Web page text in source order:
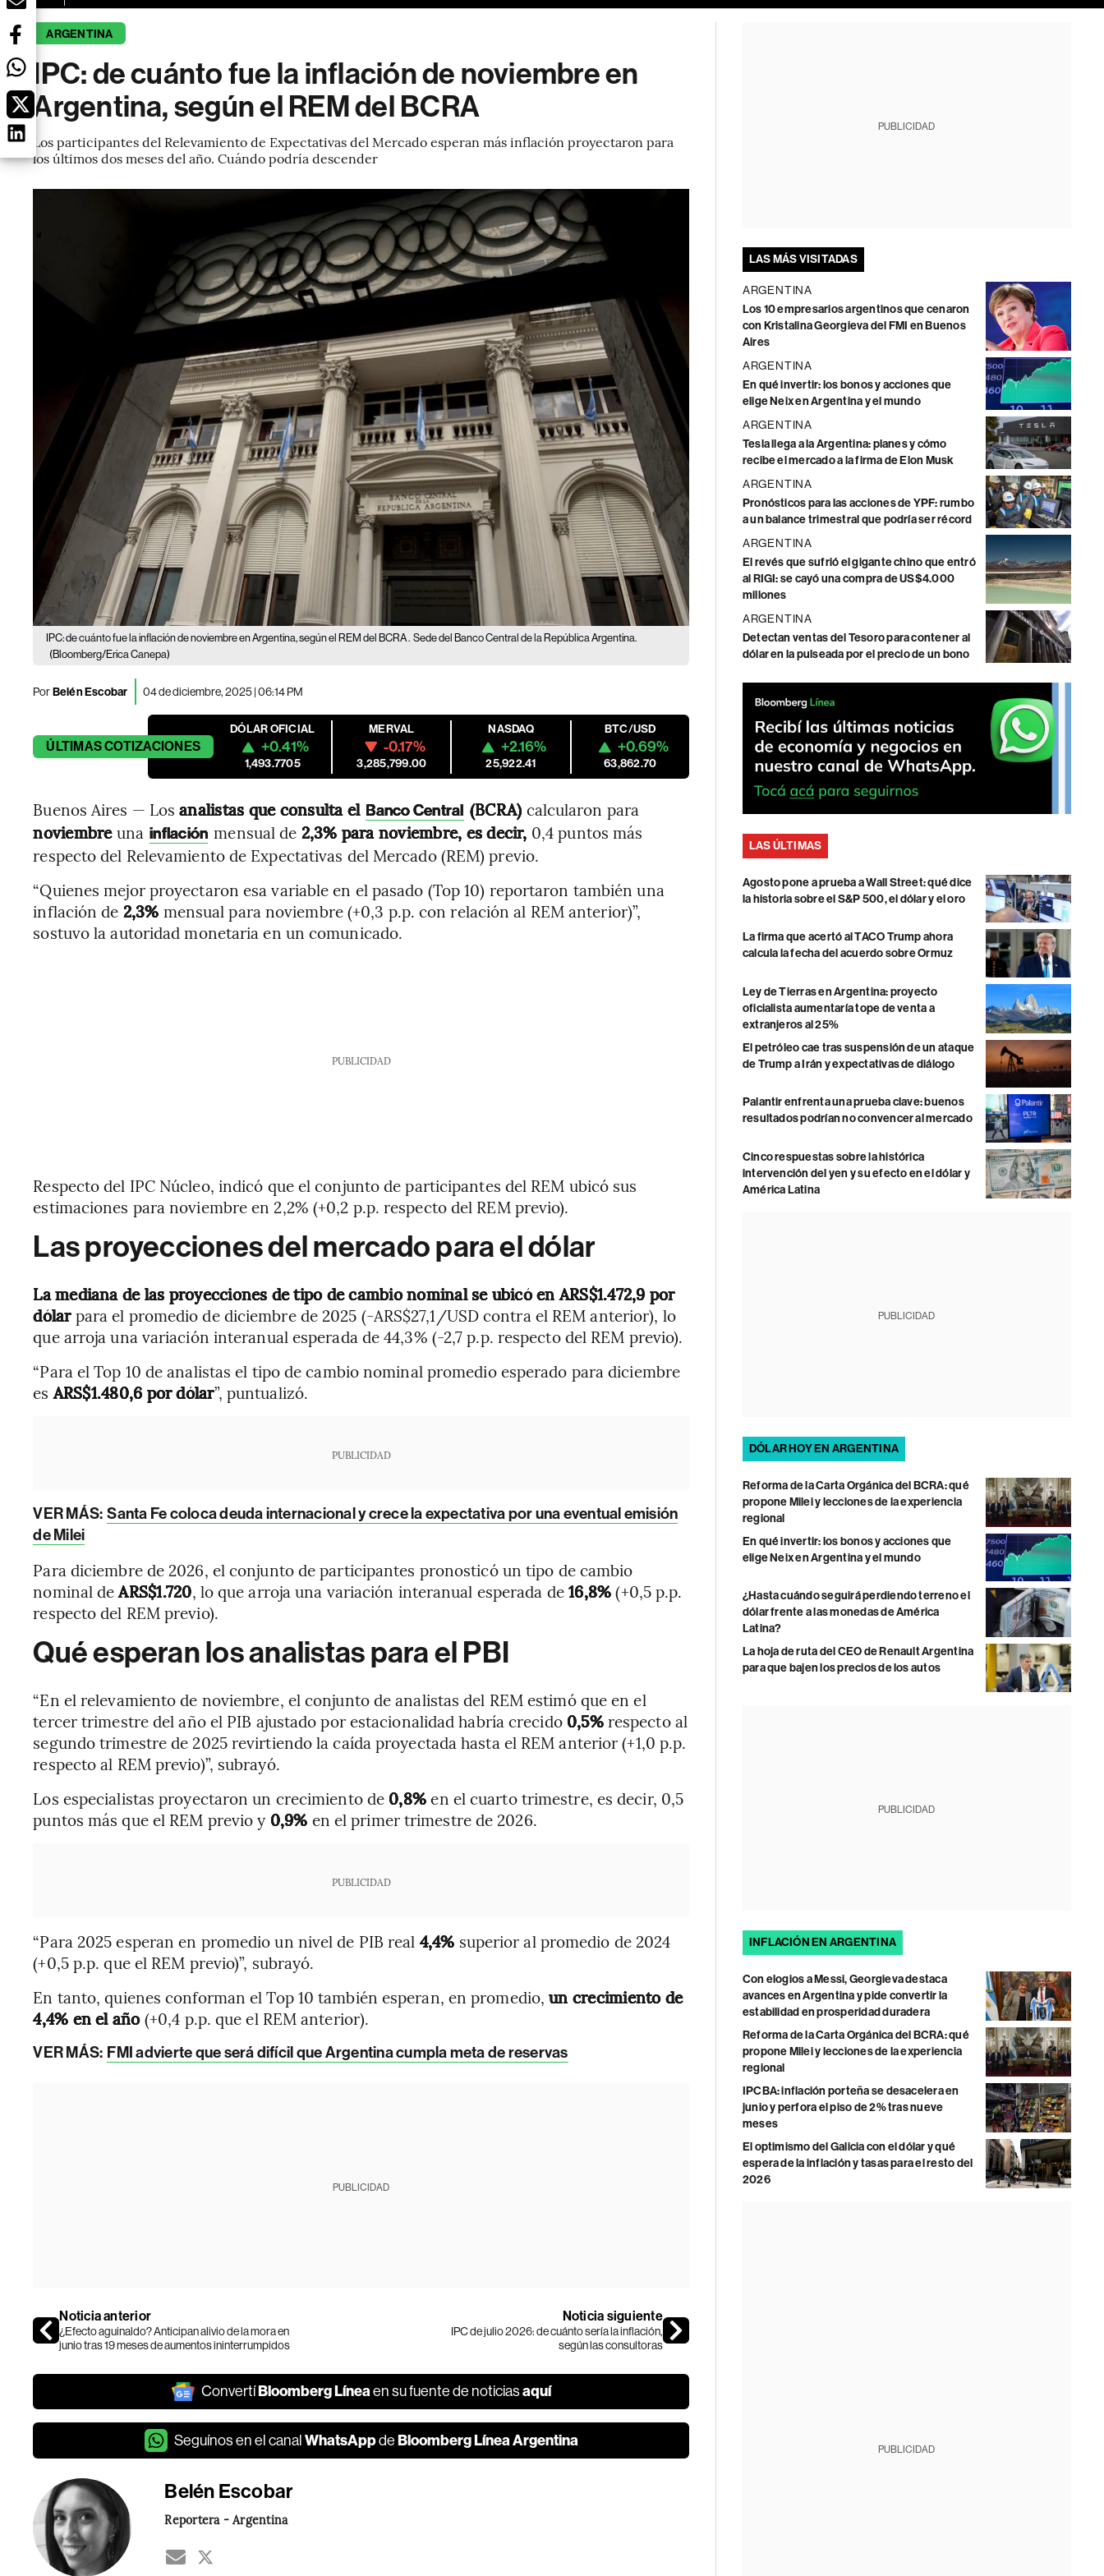
ARGENTINA
IPC: de cuánto fue la inflación de noviembre en
Argentina, según el REM del BCRA
Los participantes del Relevamiento de Expectativas del Mercado esperan más inflación proyectaron para
los últimos dos meses del año. Cuándo podría descender
IPC: de cuánto fue la inflación de noviembre en Argentina, según el REM del BCRA . Sede del Banco Central de la República Argentina.
(Bloomberg/Erica Canepa)
PorBelén Escobar 04 de diciembre, 2025 | 06:14 PM
ÚLTIMASCOTIZACIONES
DÓLAR OFICIAL
+0.41%
1,493.7705
MERVAL
-0.17%
3,285,799.00
NASDAQ
+2.16%
25,922.41
BTC/USD
+0.69%
63,862.70
Buenos Aires — Losanalistas que consulta el Banco Central (BCRA) calcularon para
noviembreuna inflación mensual de 2,3% para noviembre, es decir, 0,4 puntos más
respecto del Relevamiento de Expectativas del Mercado (REM) previo.
“Quienes mejor proyectaron esa variable en el pasado (Top 10) reportaron también una
inflación de 2,3% mensual para noviembre (+0,3 p.p. con relación al REM anterior)”,
sostuvo la autoridad monetaria en un comunicado.
PUBLICIDAD
Respecto del IPC Núcleo, indicó que el conjunto de participantes del REM ubicó sus
estimaciones para noviembre en 2,2% (+0,2 p.p. respecto del REM previo).
Las proyecciones del mercado para el dólar
La mediana de las proyecciones de tipo de cambio nominal se ubicó en ARS$1.472,9 por
dólarpara el promedio de diciembre de 2025 (-ARS$27,1/USD contra el REM anterior), lo
que arroja una variación interanual esperada de 44,3% (-2,7 p.p. respecto del REM previo).
“Para el Top 10 de analistas el tipo de cambio nominal promedio esperado para diciembre
esARS$1.480,6 por dólar”, puntualizó.
PUBLICIDAD
VER MÁS: Santa Fe coloca deuda internacional y crece la expectativa por una eventual emisión
de Milei
Para diciembre de 2026, el conjunto de participantes pronosticó un tipo de cambio
nominal deARS$1.720, lo que arroja una variación interanual esperada de16,8%(+0,5 p.p.
respecto del REM previo).
Qué esperan los analistas para el PBI
“En el relevamiento de noviembre, el conjunto de analistas del REM estimó que en el
tercer trimestre del año el PIB ajustado por estacionalidad habría crecido 0,5%respecto al
segundo trimestre de 2025 revirtiendo la caída proyectada hasta el REM anterior (+1,0 p.p.
respecto al REM previo)”, subrayó.
Los especialistas proyectaron un crecimiento de 0,8%en el cuarto trimestre, es decir, 0,5
puntos más que el REM previo y 0,9% en el primer trimestre de 2026.
PUBLICIDAD
“Para 2025 esperan en promedio un nivel de PIB real 4,4% superior al promedio de 2024
(+0,5 p.p. que el REM previo)”, subrayó.
En tanto, quienes conforman el Top 10 también esperan, en promedio,un crecimiento de
4,4% en el año(+0,4 p.p. que el REM anterior).
VER MÁS: FMI advierte que será difícil que Argentina cumpla meta de reservas
PUBLICIDAD
Noticia anterior
¿Efecto aguinaldo? Anticipan alivio de la mora en
junio tras 19 meses de aumentos ininterrumpidos
Noticia siguiente
IPC de julio 2026: de cuánto sería la inflación,
según las consultoras
ConvertíBloomberg Líneaen su fuente de noticiasaquí
Seguínos en el canal WhatsAppde Bloomberg Línea Argentina
Belén Escobar
Reportera - Argentina
PUBLICIDAD
LAS MÁS VISITADAS
ARGENTINA
Los 10 empresarios argentinos que cenaron
con Kristalina Georgieva del FMI en Buenos
Aires
ARGENTINA
En qué invertir: los bonos y acciones que
elige Neix en Argentina y el mundo
ARGENTINA
Tesla llega a la Argentina: planes y cómo
recibe el mercado a la firma de Elon Musk
ARGENTINA
Pronósticos para las acciones de YPF: rumbo
a un balance trimestral que podría ser récord
ARGENTINA
El revés que sufrió el gigante chino que entró
al RIGI: se cayó una compra de US$4.000
millones
ARGENTINA
Detectan ventas del Tesoro para contener al
dólar en la pulseada por el precio de un bono
LAS ÚLTIMAS
Agosto pone a prueba a Wall Street: qué dice
la historia sobre el S&P 500, el dólar y el oro
La firma que acertó al TACO Trump ahora
calcula la fecha del acuerdo sobre Ormuz
Ley de Tierras en Argentina: proyecto
oficialista aumentaría tope de venta a
extranjeros al 25%
El petróleo cae tras suspensión de un ataque
de Trump a Irán y expectativas de diálogo
Palantir enfrenta una prueba clave: buenos
resultados podrían no convencer al mercado
Cinco respuestas sobre la histórica
intervención del yen y su efecto en el dólar y
América Latina
PUBLICIDAD
DÓLAR HOY EN ARGENTINA
Reforma de la Carta Orgánica del BCRA: qué
propone Milei y lecciones de la experiencia
regional
En qué invertir: los bonos y acciones que
elige Neix en Argentina y el mundo
¿Hasta cuándo seguirá perdiendo terreno el
dólar frente a las monedas de América
Latina?
La hoja de ruta del CEO de Renault Argentina
para que bajen los precios de los autos
PUBLICIDAD
INFLACIÓN EN ARGENTINA
Con elogios a Messi, Georgieva destaca
avances en Argentina y pide convertir la
estabilidad en prosperidad duradera
Reforma de la Carta Orgánica del BCRA: qué
propone Milei y lecciones de la experiencia
regional
IPCBA: inflación porteña se desacelera en
junio y perfora el piso de 2% tras nueve
meses
El optimismo del Galicia con el dólar y qué
espera de la inflación y tasas para el resto del
2026
PUBLICIDAD